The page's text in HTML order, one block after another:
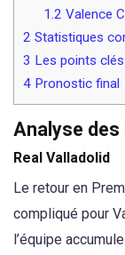
1.2 Valence
2 Statistiques
3 Les points
4 Pronostic final
Analyse des
Real Valladolid
Le retour en
compliqué pour
l’équipe accumule